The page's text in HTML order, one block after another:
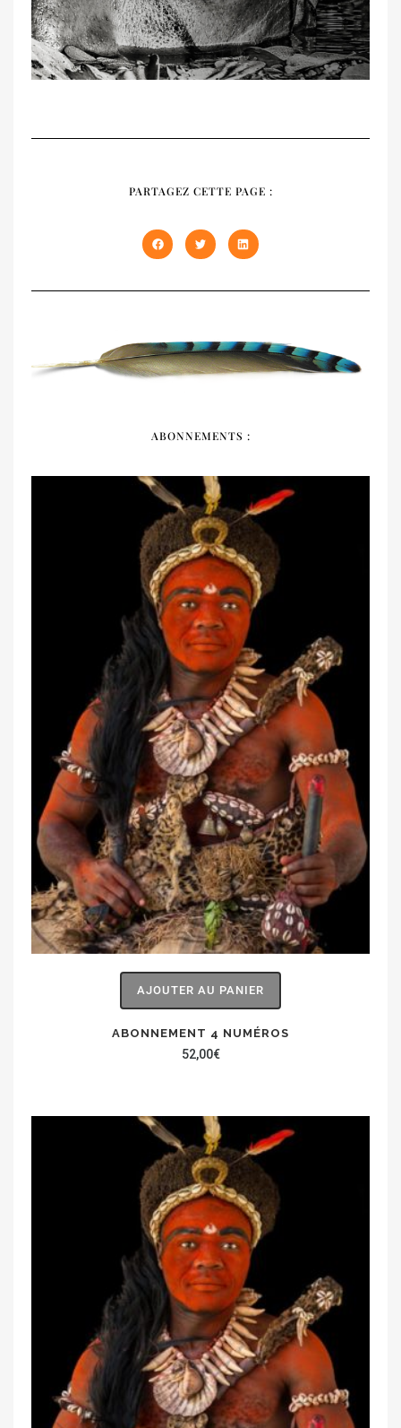
RECUEIL
premiers numéros épuisés de NATIVES en
un seul volume de 408 pages. À offrir et à
s'offrir !
PARTAGEZ CETTE PAGE :
ABONNEMENTS :
AJOUTER AU PANIER
ABONNEMENT 4 NUMÉROS
52,00€